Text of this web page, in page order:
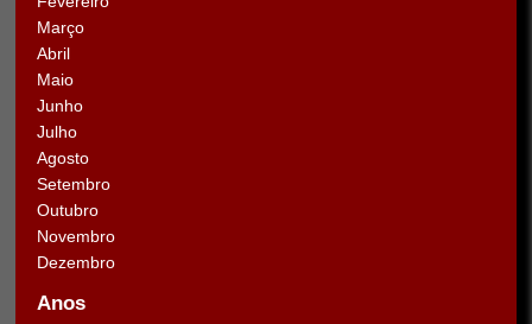
Março
Abril
Maio
Junho
Julho
Agosto
Setembro
Outubro
Novembro
Dezembro
Anos